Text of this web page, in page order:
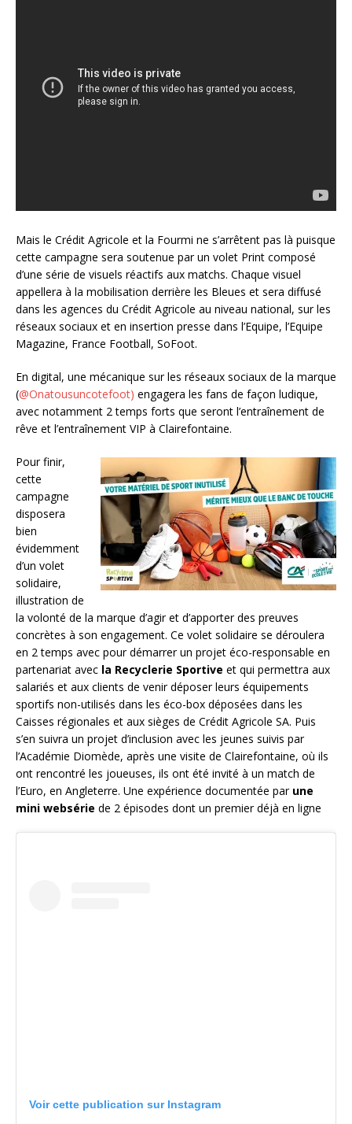
Mais le Crédit Agricole et la Fourmi ne s’arrêtent pas là puisque
cette campagne sera soutenue par un volet Print composé
d’une série de visuels réactifs aux matchs. Chaque visuel
appellera à la mobilisation derrière les Bleues et sera diffusé
dans les agences du Crédit Agricole au niveau national, sur les
réseaux sociaux et en insertion presse dans l’Equipe, l’Equipe
Magazine, France Football, SoFoot.
En digital, une mécanique sur les réseaux sociaux de la marque
(@Onatousuncotefoot) engagera les fans de façon ludique,
avec notamment 2 temps forts que seront l’entraînement de
rêve et l’entraînement VIP à Clairefontaine.
Pour finir,
cette
campagne
disposera
bien
évidemment
d’un volet
solidaire,
illustration de
la volonté de la marque d’agir et d’apporter des preuves
concrètes à son engagement. Ce volet solidaire se déroulera
en 2 temps avec pour démarrer un projet éco-responsable en
partenariat avec la Recyclerie Sportive et qui permettra aux
salariés et aux clients de venir déposer leurs équipements
sportifs non-utilisés dans les éco-box déposées dans les
Caisses régionales et aux sièges de Crédit Agricole SA. Puis
s’en suivra un projet d’inclusion avec les jeunes suivis par
l’Académie Diomède, après une visite de Clairefontaine, où ils
ont rencontré les joueuses, ils ont été invité à un match de
l’Euro, en Angleterre. Une expérience documentée par une
mini websérie de 2 épisodes dont un premier déjà en ligne
Voir cette publication sur Instagram